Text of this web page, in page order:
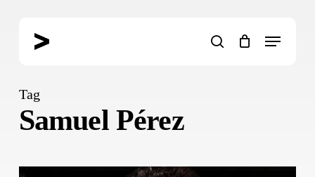
search
Menu
Tag
Samuel Pérez